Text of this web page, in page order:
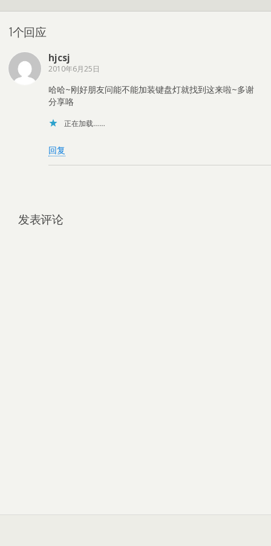
1个回应
hjcsj
2010年6月25日
哈哈~刚好朋友问能不能加装键盘灯就找到这来啦~多谢
分享咯
正在加载……
回复
发表评论